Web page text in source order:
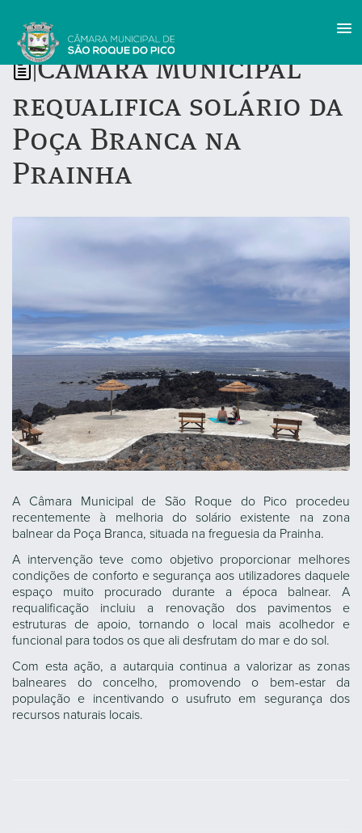
Câmara Municipal
requalifica solário da
Poça Branca na
Prainha
A Câmara Municipal de São Roque do Pico procedeu
recentemente à melhoria do solário existente na zona
balnear da Poça Branca, situada na freguesia da Prainha.
A intervenção teve como objetivo proporcionar melhores
condições de conforto e segurança aos utilizadores daquele
espaço muito procurado durante a época balnear. A
requalificação incluiu a renovação dos pavimentos e
estruturas de apoio, tornando o local mais acolhedor e
funcional para todos os que ali desfrutam do mar e do sol.
Com esta ação, a autarquia continua a valorizar as zonas
balneares do concelho, promovendo o bem-estar da
população e incentivando o usufruto em segurança dos
recursos naturais locais.